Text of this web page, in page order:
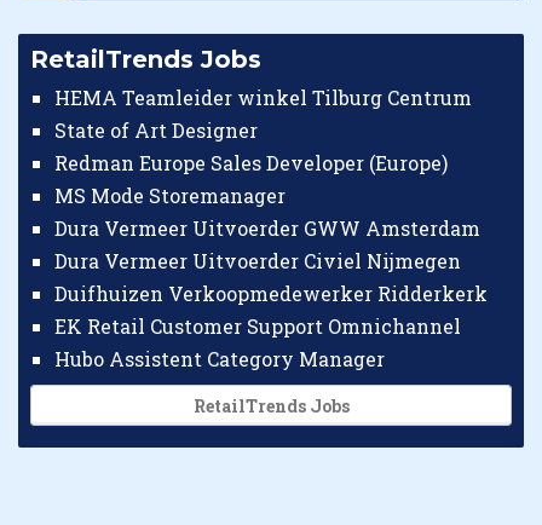
RetailTrends Jobs
HEMA Teamleider winkel Tilburg Centrum
State of Art Designer
Redman Europe Sales Developer (Europe)
MS Mode Storemanager
Dura Vermeer Uitvoerder GWW Amsterdam
Dura Vermeer Uitvoerder Civiel Nijmegen
Duifhuizen Verkoopmedewerker Ridderkerk
EK Retail Customer Support Omnichannel
Hubo Assistent Category Manager
RetailTrends Jobs